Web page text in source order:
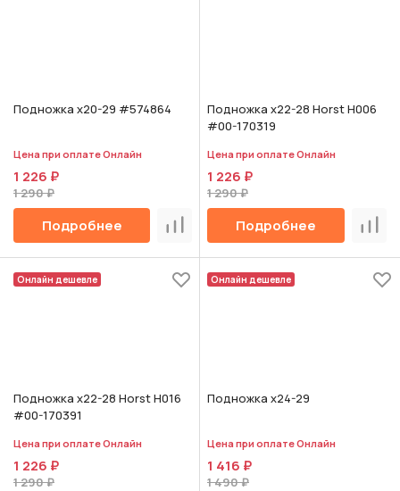
Подножка х20-29 #574864
Цена при оплате Онлайн
1 226 ₽
1 290 ₽
Подробнее Сравнить
Подножка х22-28 Horst H006
#00-170319
Цена при оплате Онлайн
1 226 ₽
1 290 ₽
Подробнее
Онлайн дешевле
Подножка х22-28 Horst H016
#00-170391
Цена при оплате Онлайн
1 226 ₽
1 290 ₽
Онлайн дешевле
Подножка х24-29
Цена при оплате Онлайн
1 416 ₽
1 490 ₽